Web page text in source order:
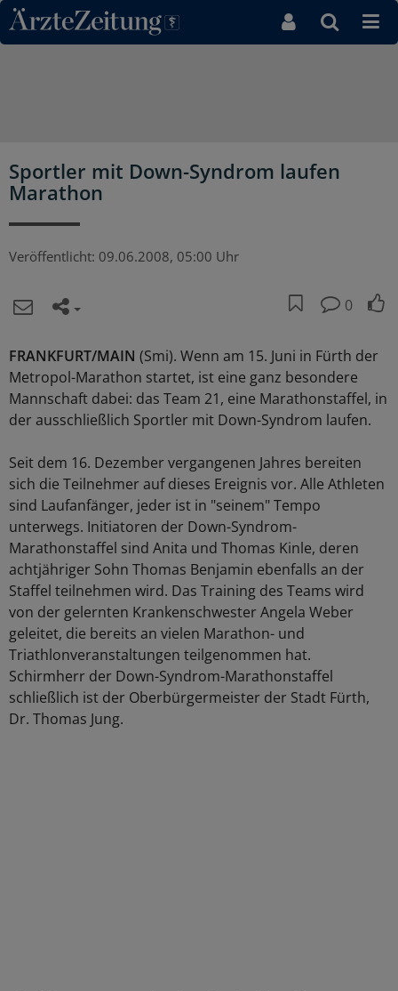
Direkt zum Inhaltsbereich
Sportler mit Down-Syndrom laufen
Marathon
Veröffentlicht: 09.06.2008, 05:00 Uhr
0
FRANKFURT/MAIN (Smi). Wenn am 15. Juni in Fürth der
Metropol-Marathon startet, ist eine ganz besondere
Mannschaft dabei: das Team 21, eine Marathonstaffel, in
der ausschließlich Sportler mit Down-Syndrom laufen.
Seit dem 16. Dezember vergangenen Jahres bereiten
sich die Teilnehmer auf dieses Ereignis vor. Alle Athleten
sind Laufanfänger, jeder ist in "seinem" Tempo
unterwegs. Initiatoren der Down-Syndrom-
Marathonstaffel sind Anita und Thomas Kinle, deren
achtjähriger Sohn Thomas Benjamin ebenfalls an der
Staffel teilnehmen wird. Das Training des Teams wird
von der gelernten Krankenschwester Angela Weber
geleitet, die bereits an vielen Marathon- und
Triathlonveranstaltungen teilgenommen hat.
Schirmherr der Down-Syndrom-Marathonstaffel
schließlich ist der Oberbürgermeister der Stadt Fürth,
Dr. Thomas Jung.